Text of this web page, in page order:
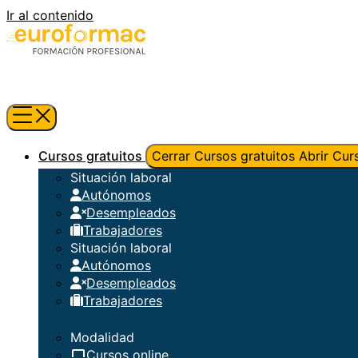
Ir al contenido
Cursos gratuitos Cerrar Cursos gratuitos Abrir
Situación laboral
Autónomos
Desempleados
Trabajadores
Situación laboral
Autónomos
Desempleados
Trabajadores
Modalidad
Cursos online